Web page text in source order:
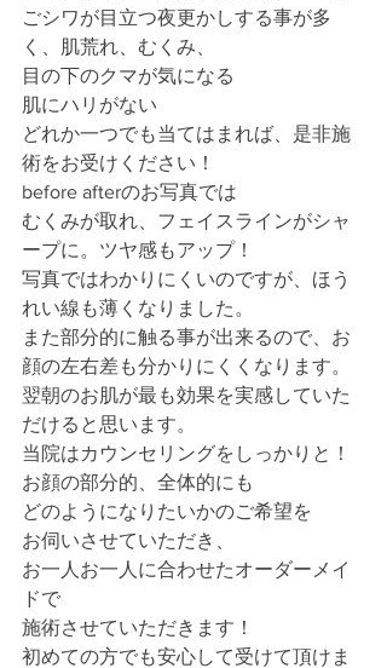
ごシワが目立つ夜更かしする事が多
く、肌荒れ、むくみ、
目の下のクマが気になる
肌にハリがない
どれか一つでも当てはまれば、是非施
術をお受けください！
before afterのお写真では
むくみが取れ、フェイスラインがシャ
ープに。ツヤ感もアップ！
写真ではわかりにくいのですが、ほう
れい線も薄くなりました。
また部分的に触る事が出来るので、お
顔の左右差も分かりにくくなります。
翌朝のお肌が最も効果を実感していた
だけると思います。
当院はカウンセリングをしっかりと！
お顔の部分的、全体的にも
どのようになりたいかのご希望を
お伺いさせていただき、
お一人お一人に合わせたオーダーメイ
ドで
施術させていただきます！
初めての方でも安心して受けて頂けま